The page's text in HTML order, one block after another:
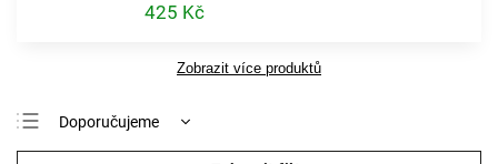
425 Kč
Zobrazit více produktů
Doporučujeme
Nejlevnější